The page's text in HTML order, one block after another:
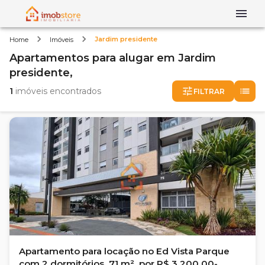
Home Imóveis Jardim presidente
Apartamentos para alugar em Jardim
presidente,
1 imóveis encontrados FILTRAR
Apartamento para locação no Ed Vista Parque